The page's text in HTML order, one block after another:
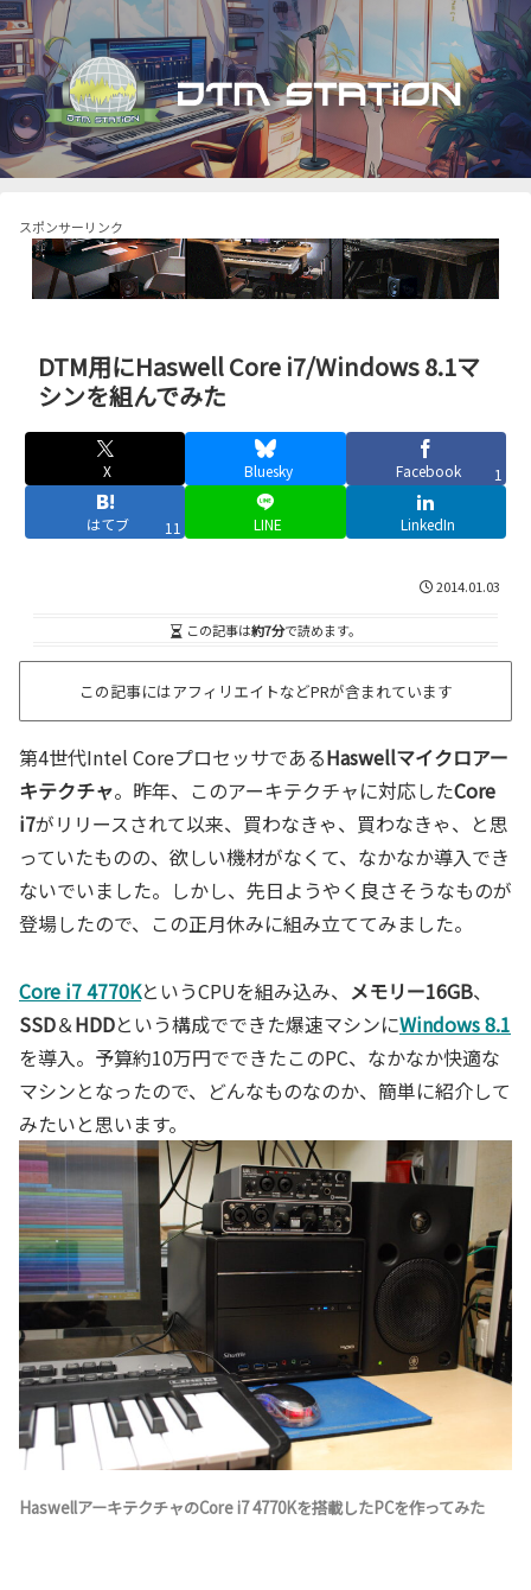
スポンサーリンク
DTM用にHaswell Core i7/Windows 8.1マ
シンを組んでみた
X Bluesky Facebook 1
はてブ 11 LINE LinkedIn
2014.01.03
この記事は約7分で読めます。
この記事にはアフィリエイトなどPRが含まれています
第4世代Intel CoreプロセッサであるHaswellマイクロアー
キテクチャ。昨年、このアーキテクチャに対応したCore
i7がリリースされて以来、買わなきゃ、買わなきゃ、と思
っていたものの、欲しい機材がなくて、なかなか導入でき
ないでいました。しかし、先日ようやく良さそうなものが
登場したので、この正月休みに組み立ててみました。
Core i7 4770KというCPUを組み込み、 メモリー16GB、
SSD＆HDDという構成でできた爆速マシンにWindows 8.1
を導入。予算約10万円でできたこのPC、なかなか快適な
マシンとなったので、どんなものなのか、簡単に紹介して
みたいと思います。
HaswellアーキテクチャのCore i7 4770Kを搭載したPCを作ってみた